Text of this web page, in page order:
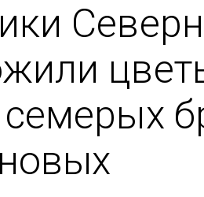
семерых